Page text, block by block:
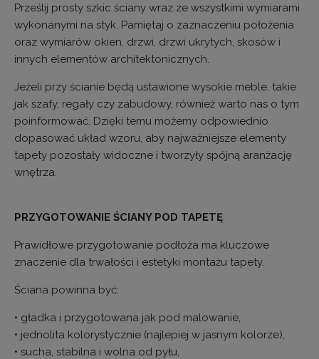
Prześlij prosty szkic ściany wraz ze wszystkimi wymiarami
wykonanymi na styk. Pamiętaj o zaznaczeniu położenia
oraz wymiarów okien, drzwi, drzwi ukrytych, skosów i
innych elementów architektonicznych.
Jeżeli przy ścianie będą ustawione wysokie meble, takie
jak szafy, regały czy zabudowy, również warto nas o tym
poinformować. Dzięki temu możemy odpowiednio
dopasować układ wzoru, aby najważniejsze elementy
tapety pozostały widoczne i tworzyły spójną aranżację
wnętrza.
PRZYGOTOWANIE ŚCIANY POD TAPETĘ
Prawidłowe przygotowanie podłoża ma kluczowe
znaczenie dla trwałości i estetyki montażu tapety.
Ściana powinna być:
• gładka i przygotowana jak pod malowanie,
• jednolita kolorystycznie (najlepiej w jasnym kolorze),
• sucha, stabilna i wolna od pyłu,